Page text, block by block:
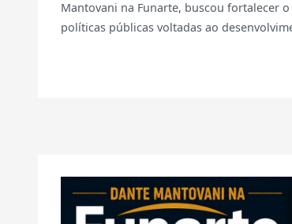
Mantovani na Funarte, buscou fortalecer
políticas públicas voltadas ao